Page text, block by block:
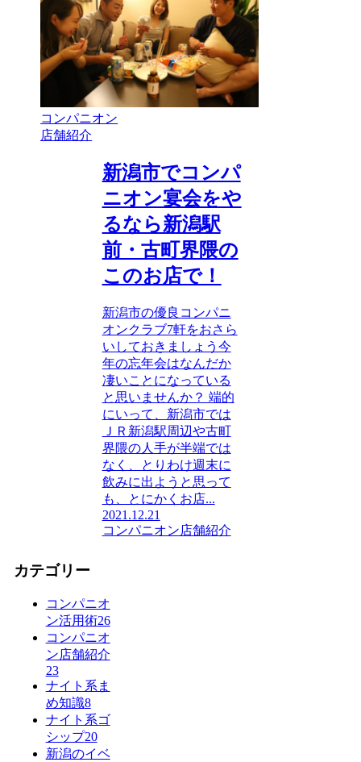
コンパニオン
店舗紹介
新潟市でコンパ
ニオン宴会をや
るなら新潟駅
前・古町界隈の
このお店で！
新潟市の優良コンパニ
オンクラブ7軒をおさら
いしておきましょう今
年の忘年会はなんだか
凄いことになっている
と思いませんか？ 端的
にいって、新潟市では
ＪＲ新潟駅周辺や古町
界隈の人手が半端では
なく、とりわけ週末に
飲みに出ようと思って
も、とにかくお店...
2021.12.21
コンパニオン店舗紹介
カテゴリー
コンパニオ
ン活用術26
コンパニオ
ン店舗紹介
23
ナイト系ま
め知識8
ナイト系ゴ
シップ20
新潟のイベ